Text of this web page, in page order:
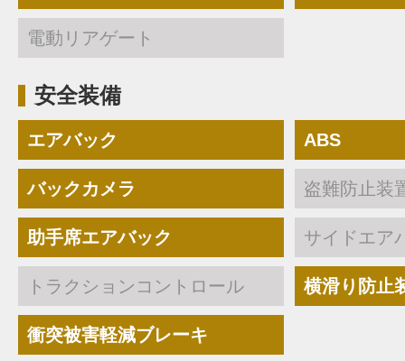
電動リアゲート
安全装備
エアバック ABS
バックカメラ 盗難防止装
助手席エアバック サイドエア
トラクションコントロール 横滑り防止
衝突被害軽減ブレーキ